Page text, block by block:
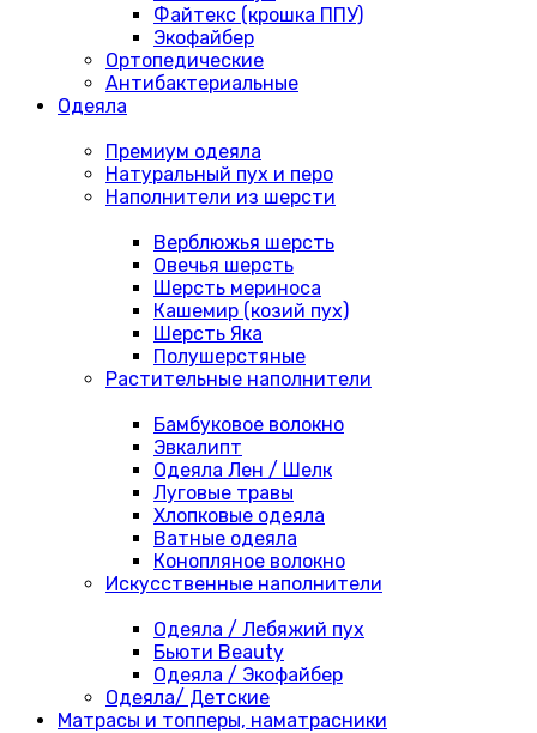
Файтекс (крошка ППУ)
Экофайбер
Ортопедические
Антибактериальные
Одеяла
Премиум одеяла
Натуральный пух и перо
Наполнители из шерсти
Верблюжья шерсть
Овечья шерсть
Шерсть мериноса
Кашемир (козий пух)
Шерсть Яка
Полушерстяные
Растительные наполнители
Бамбуковое волокно
Эвкалипт
Одеяла Лен / Шелк
Луговые травы
Хлопковые одеяла
Ватные одеяла
Конопляное волокно
Искусственные наполнители
Одеяла / Лебяжий пух
Бьюти Beauty
Одеяла / Экофайбер
Одеяла/ Детские
Матрасы и топперы, наматрасники